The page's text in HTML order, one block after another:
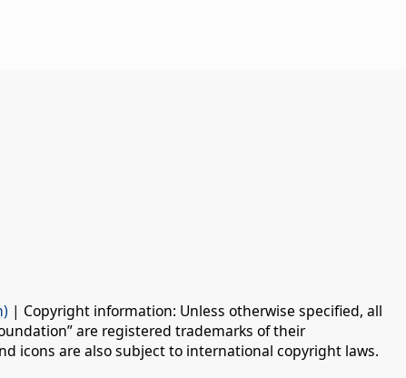
| Copyright information: Unless otherwise specified, all
are registered trademarks of their
icons are also subject to international copyright laws.